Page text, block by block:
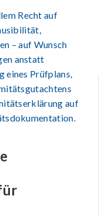
Recht auf
– auf Wunsch
anstatt
eines Prüfplans,
auf